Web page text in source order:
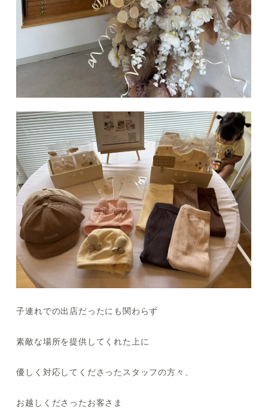
子連れでの出店だったにも関わらず
素敵な場所を提供してくれた上に
優しく対応してくださったスタッフの方々、
お越しくださったお客さま